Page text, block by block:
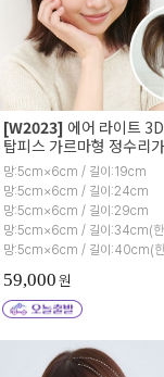
[W2023] 에어 라이트
탑피스 가르마형 정수리
망:5cm×6cm / 길이:19cm
망:5cm×6cm / 길이:24cm
망:5cm×6cm / 길이:29cm
망:5cm×6cm / 길이:34cm(한
망:5cm×6cm / 길이:40cm(
59,000원